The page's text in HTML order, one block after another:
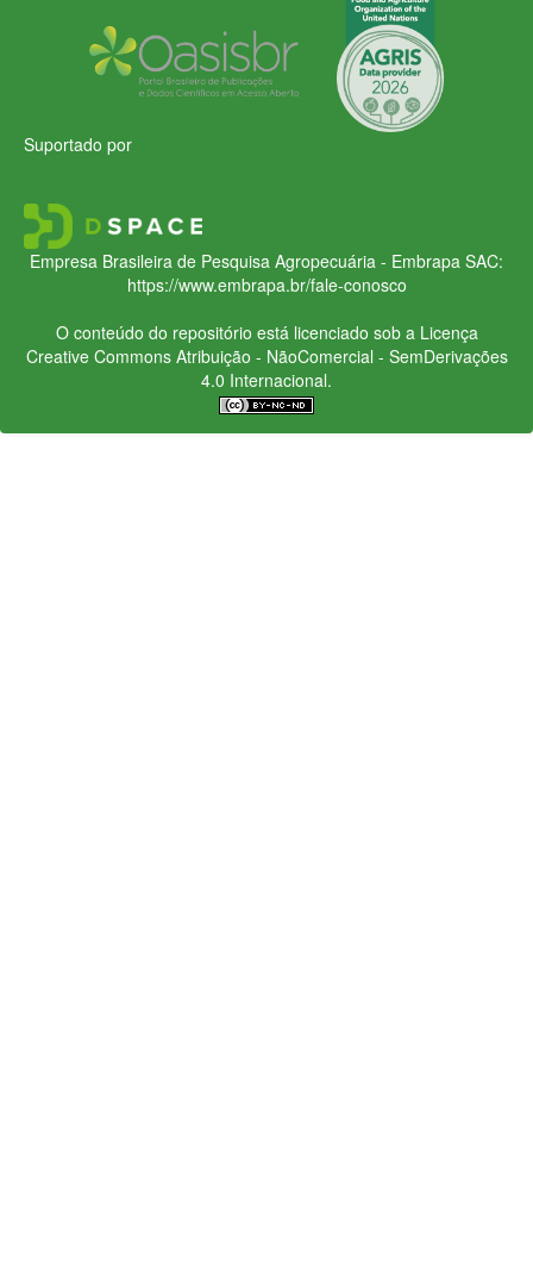
Suportado por
Empresa Brasileira de Pesquisa Agropecuária - Embrapa SAC:
https://www.embrapa.br/fale-conosco
O conteúdo do repositório está licenciado sob a Licença
Creative CommonsAtribuição - NãoComercial - SemDerivações
4.0 Internacional.